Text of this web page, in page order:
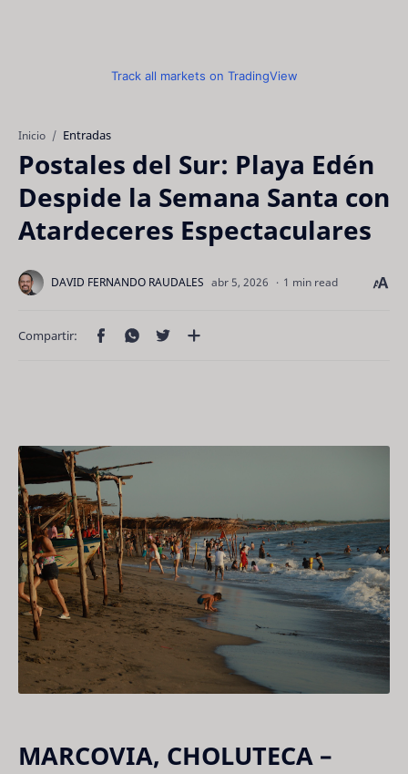
Track all markets on TradingView
Inicio Entradas
Postales del Sur: Playa Edén
Despide la Semana Santa con
Atardeceres Espectaculares
1 min read
MARCOVIA, CHOLUTECA –